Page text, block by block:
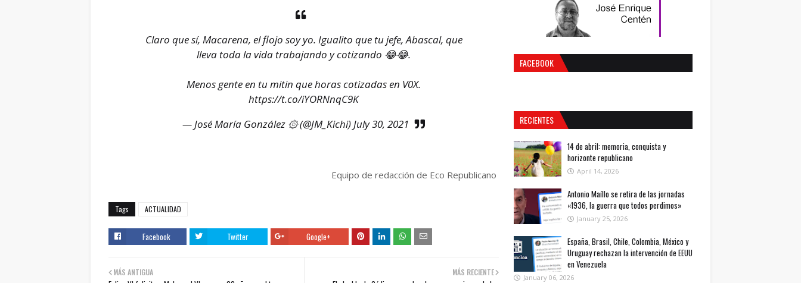
Claro que sí, Macarena, el flojo soy yo. Igualito que tu jefe, Abascal, que
lleva toda la vida trabajando y cotizando 😂😂.
Menos gente en tu mitin que horas cotizadas en V0X.
https://t.co/iYORNnqC9K
— José María González ۞ (@JM_Kichi)July 30, 2021
Equipo de redacción de Eco Republicano
Tags ACTUALIDAD
Facebook Twitter Google+
MÁS RECIENTE
MÁS ANTIGUA
FACEBOOK
RECIENTES
14 de abril: memoria, conquista y
horizonte republicano
April 14, 2026
Antonio Maíllo se retira de las jornadas
«1936, la guerra que todos perdimos»
January 25, 2026
España, Brasil, Chile, Colombia, México y
Uruguay rechazan la intervención de EEUU
en Venezuela
January 06, 2026